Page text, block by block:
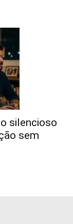
silencioso
sem